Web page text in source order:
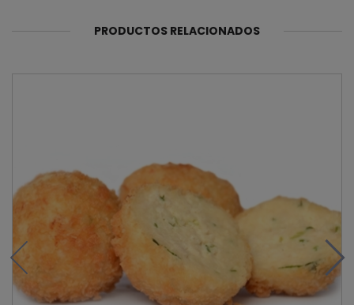
PRODUCTOS RELACIONADOS